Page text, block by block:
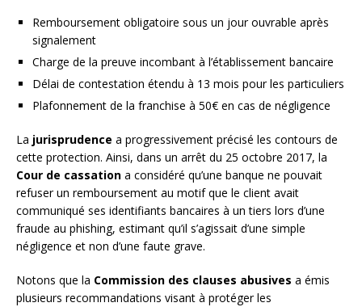
Remboursement obligatoire sous un jour ouvrable après
signalement
Charge de la preuve incombant à l’établissement bancaire
Délai de contestation étendu à 13 mois pour les particuliers
Plafonnement de la franchise à 50€ en cas de négligence
La jurisprudence a progressivement précisé les contours de
cette protection. Ainsi, dans un arrêt du 25 octobre 2017, la
Cour de cassation a considéré qu’une banque ne pouvait
refuser un remboursement au motif que le client avait
communiqué ses identifiants bancaires à un tiers lors d’une
fraude au phishing, estimant qu’il s’agissait d’une simple
négligence et non d’une faute grave.
Notons que la Commission des clauses abusives a émis
plusieurs recommandations visant à protéger les